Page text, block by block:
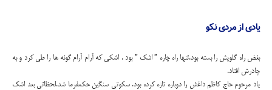
یادی از مردی نکو
بغض راه گلویش را بسته بود.تنها راه چاره ” اشک ” بود . اشکی که آرام آرام گونه ها را طی کرد و به
چادرش افتاد.
یاد مرحوم حاج کاظم داغش را دوباره تازه کرده بود. سکوتی سنگین حکمفرما شد.لحظاتی بعد اشک